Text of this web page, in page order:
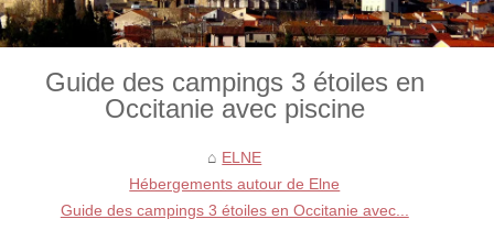
Guide des campings 3 étoiles en
Occitanie avec piscine
ELNE
Hébergements autour de Elne
Guide des campings 3 étoiles en Occitanie avec...